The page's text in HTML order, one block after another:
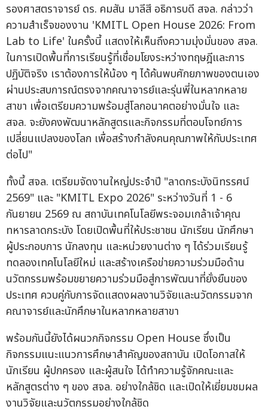
รองศาสตราจารย์ ดร. คมสัน มาลีสี อธิการบดี สจล. กล่าวว่า
ความสำเร็จของงาน 'KMITL Open House 2026: From
Lab to Life' ในครั้งนี้ แสดงให้เห็นถึงความมุ่งมั่นของ สจล.
ในการเปิดพื้นที่การเรียนรู้ที่เชื่อมโยงระหว่างทฤษฎีและการ
ปฏิบัติจริง เราต้องการให้น้อง ๆ ได้ค้นพบศักยภาพของตนเอง
ผ่านประสบการณ์ตรงจากคณาจารย์และรุ่นพี่ในหลากหลาย
สาขา เพื่อเตรียมความพร้อมสู่โลกอนาคตอย่างมั่นใจ และ
สจล. จะยังคงพัฒนาหลักสูตรและกิจกรรมที่ตอบโจทย์การ
เปลี่ยนแปลงของโลก เพื่อสร้างกำลังคนคุณภาพให้กับประเทศ
ต่อไป"
ทั้งนี้ สจล. เตรียมจัดงานใหญ่ประจำปี "ลาดกระบังนิทรรศน์
2569" และ "KMITL Expo 2026" ระหว่างวันที่ 1 - 6
กันยายน 2569 ณ สถาบันเทคโนโลยีพระจอมเกล้าเจ้าคุณ
ทหารลาดกระบัง โดยเปิดพื้นที่ให้ประชาชน นักเรียน นักศึกษา
ผู้ประกอบการ นักลงทุน และหน่วยงานต่าง ๆ ได้ร่วมเรียนรู้
ทดลองเทคโนโลยีใหม่ และสร้างเครือข่ายความร่วมมือด้าน
นวัตกรรมพร้อมขยายความร่วมมือสู่การพัฒนาที่ยั่งยืนของ
ประเทศ ควบคู่กับการจัดแสดงผลงานวิจัยและนวัตกรรมจาก
คณาจารย์และนักศึกษาในหลากหลายสาขา
พร้อมกันนี้ยังได้ผนวกกิจกรรม Open House ซึ่งเป็น
กิจกรรมแนะแนวการศึกษาสำคัญของสถาบัน เปิดโอกาสให้
นักเรียน ผู้ปกครอง และผู้สนใจ ได้ทำความรู้จักคณะและ
หลักสูตรต่าง ๆ ของ สจล. อย่างใกล้ชิด และเปิดให้เยี่ยมชมผล
งานวิจัยและนวัตกรรมอย่างใกล้ชิด